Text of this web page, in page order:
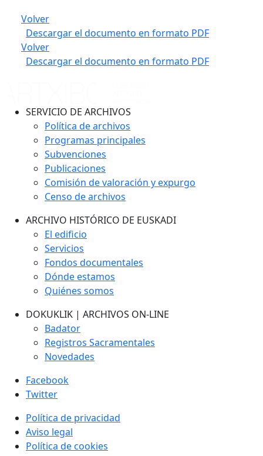
Volver
Descargar el documento en formato PDF
Volver
Descargar el documento en formato PDF
SERVICIO DE ARCHIVOS
Política de archivos
Programas principales
Subvenciones
Publicaciones
Comisión de valoración y expurgo
Censo de archivos
ARCHIVO HISTÓRICO DE EUSKADI
El edificio
Servicios
Fondos documentales
Dónde estamos
Quiénes somos
DOKUKLIK | ARCHIVOS ON-LINE
Badator
Registros Sacramentales
Novedades
Facebook
Twitter
Política de privacidad
Aviso legal
Política de cookies